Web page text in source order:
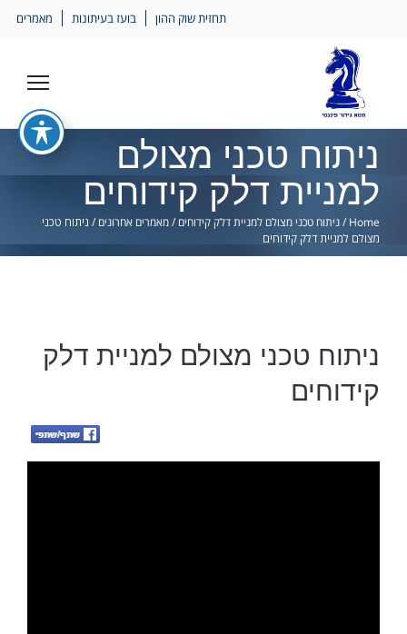
תחזית שוק ההון בועז בעיתונות מאמרים
ניתוח טכני מצולם
למניית דלק קידוחים
Home
/ניתוח טכני מצולם למניית דלק קידוחים /מאמרים אחרונים / ניתוח טכני
מצולם למניית דלק קידוחים
ניתוח טכני מצולם למניית דלק
קידוחים